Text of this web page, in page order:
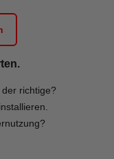
richtige?